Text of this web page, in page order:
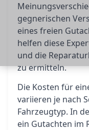
gegnerischen
eines freien
helfen diese
und die
zu ermitteln.
Die Kosten für
variieren je nach
Fahrzeugtyp. In
ein Gutachten im